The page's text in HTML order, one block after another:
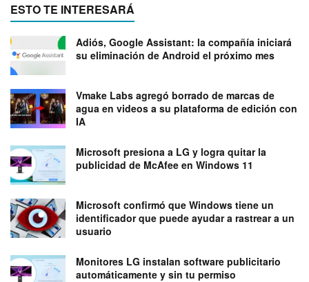
ESTO TE INTERESARÁ
Adiós, Google Assistant: la compañía iniciará
su eliminación de Android el próximo mes
Vmake Labs agregó borrado de marcas de
agua en videos a su plataforma de edición con
IA
Microsoft presiona a LG y logra quitar la
publicidad de McAfee en Windows 11
Microsoft confirmó que Windows tiene un
identificador que puede ayudar a rastrear a un
usuario
Monitores LG instalan software publicitario
automáticamente y sin tu permiso